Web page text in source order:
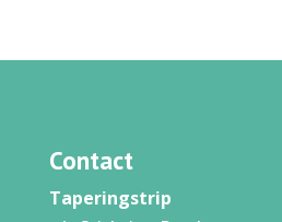
Contact
Taperingstrip